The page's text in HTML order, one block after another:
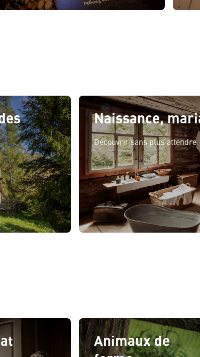
Naissance,
Découvrir sans plus attendre
Animaux de